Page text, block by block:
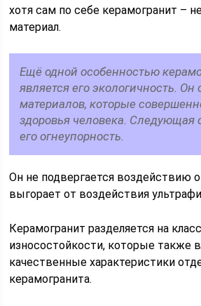
хотя сам по себе керамогранит –
материал.
Ещё одной особенностью
является его экологичность. Он
материалов, которые
здоровья человека. Следующая
его огнеупорность.
Он не подвергается воздействию
выгорает от воздействия
Керамогранит разделяется на
износостойкости, которые также
качественные характеристики
керамогранита.